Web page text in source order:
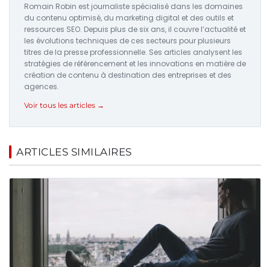
Romain Robin est journaliste spécialisé dans les domaines
du contenu optimisé, du marketing digital et des outils et
ressources SEO. Depuis plus de six ans, il couvre l’actualité et
les évolutions techniques de ces secteurs pour plusieurs
titres de la presse professionnelle. Ses articles analysent les
stratégies de référencement et les innovations en matière de
création de contenu à destination des entreprises et des
agences.
Voir tous les articles →
ARTICLES SIMILAIRES